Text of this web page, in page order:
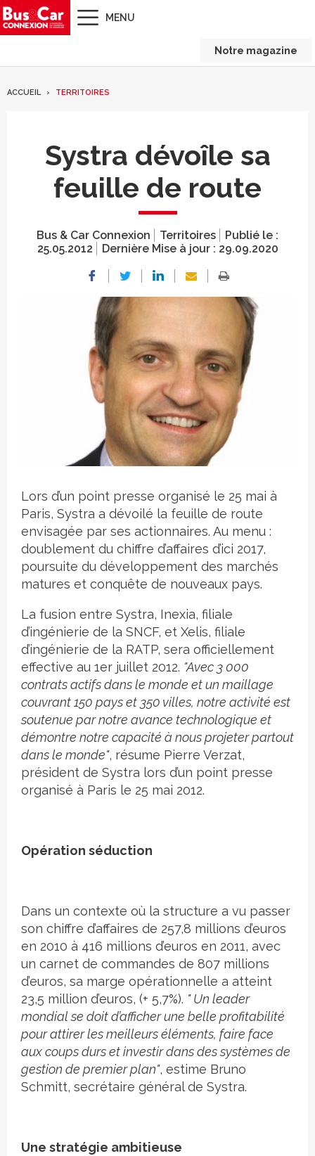
MENU
Notre magazine
ACCUEIL TERRITOIRES
Systra dévoîle sa
feuille de route
Bus & Car Connexion Territoires
Publié le :
25.05.2012
Dernière Mise à jour : 29.09.2020
Crédit photo
Lors d’un point presse organisé le 25 mai à
Paris, Systra a dévoilé la feuille de route
envisagée par ses actionnaires. Au menu :
doublement du chiffre d’affaires d’ici 2017,
poursuite du développement des marchés
matures et conquête de nouveaux pays.
La fusion entre Systra, Inexia, filiale
d’ingénierie de la SNCF, et Xelis, filiale
d’ingénierie de la RATP, sera officiellement
effective au 1er juillet 2012. "Avec 3 000
contrats actifs dans le monde et un maillage
couvrant 150 pays et 350 villes, notre activité est
soutenue par notre avance technologique et
démontre notre capacité à nous projeter partout
dans le monde", résume Pierre Verzat,
président de Systra lors d’un point presse
organisé à Paris le 25 mai 2012.
Opération séduction
Dans un contexte où la structure a vu passer
son chiffre d’affaires de 257,8 millions d’euros
en 2010 à 416 millions d’euros en 2011, avec
un carnet de commandes de 807 millions
d’euros, sa marge opérationnelle a atteint
23,5 million d’euros, (+ 5,7%). " Un leader
mondial se doit d’afficher une belle profitabilité
pour attirer les meilleurs éléments, faire face
aux coups durs et investir dans des systèmes de
gestion de premier plan", estime Bruno
Schmitt, secrétaire général de Systra.
Une stratégie ambitieuse